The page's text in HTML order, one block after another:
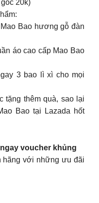
20k)
Bao hương gỗ đàn
áo cao cấp Mao Bao
3 bao lì xì cho mọi
tặng thêm quà, sao lại
Bao tại Lazada hốt
voucher khủng
hãng với những ưu đãi